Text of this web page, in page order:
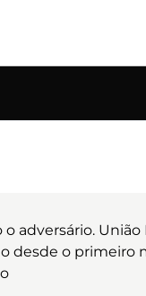
o adversário.
desde o primeiro